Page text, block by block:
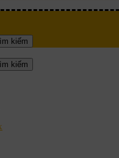
kiếm
kiếm